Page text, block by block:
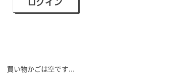
買い物かごは空です...